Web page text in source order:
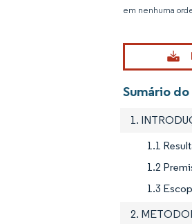
em nenhuma
Sumário
1.
1.1
1.2
1.3
2.